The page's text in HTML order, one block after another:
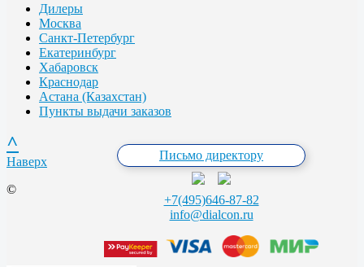
Дилеры
Москва
Санкт-Петербург
Екатеринбург
Хабаровск
Краснодар
Астана (Казахстан)
Пункты выдачи заказов
Письмо директору
+7(495)646-87-82
info@dialcon.ru
^
Наверх
©